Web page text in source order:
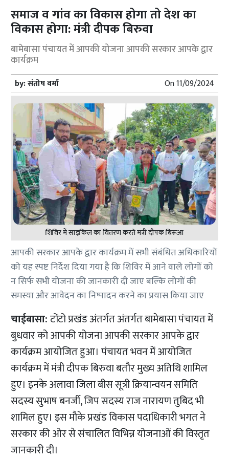
समाज व गांव का विकास होगा तो देश का
विकास होगा: मंत्री दीपक बिरुवा
बामेबासा पंचायत में आपकी योजना आपकी सरकार आपके द्वार
कार्यक्रम
by:संतोष वर्मा On11/09/2024
शिविर में साइकिल का वितरण करते मंत्री दीपक बिरूआ
आपकी सरकार आपके द्वार कार्यक्रम में सभी संबंधित अधिकारियों
को यह स्पष्ट निर्देश दिया गया है कि शिविर में आने वाले लोगों को
न सिर्फ सभी योजना की जानकारी दी जाए बल्कि लोगों की
समस्या और आवेदन का निष्पादन करने का प्रयास किया जाए
चाईबासा:टोंटो प्रखंड अंतर्गत अंतर्गत बामेबासा पंचायत में
बुधवार को आपकी योजना आपकी सरकार आपके द्वार
कार्यक्रम आयोजित हुआ। पंचायत भवन में आयोजित
कार्यक्रम में मंत्री दीपक बिरुवा बतौर मुख्य अतिथि शामिल
हुए। इनके अलावा जिला बीस सूत्री क्रियान्वयन समिति
सदस्य सुभाष बनर्जी, जिप सदस्य राज नारायण तुबिद भी
शामिल हुए। इस मौके प्रखंड विकास पदाधिकारी भगत ने
सरकार की ओर से संचालित विभिन्न योजनाओं की विस्तृत
जानकारी दी।